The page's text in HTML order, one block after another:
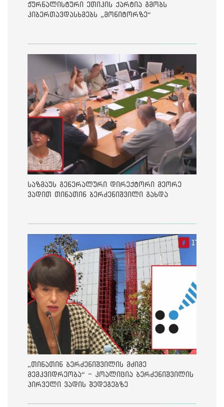
ჟურნალისტური ეთიკის ქარტია გმობს
კიბერთავდასხმებს „მონიტორზე“
საზმაუს გენერალური დირექტორი მეორე
ვადით თინათინ ბერძენიშვილი გახდა
„თინათინ ბერძენიშვილის მძიმე
მემკვიდრეობა“ - კოალიცია ბერძენიშვილის
პირველი ვადის შედეგებზე